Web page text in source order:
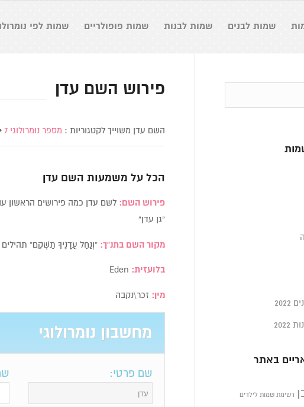
שמות לבנים שמות לבנות שמות פופולריים שמות לפי
פירוש השם עדן
השם עדן משוייך לקטגוריות : מספר נומרולוגי 7 •
הכל על משמעות השם עדן
פירוש השם: לשם עדן כמה פירושים הראשון
“גן עדן”
מקור השם בתנ”ך:“וְנַחַל עֲדָנֶיךָ תַשְׁקֵם” תהילים
בלועזית:
מין: זכר\נקבה
מחשבון נומרולוגי
שם פרטי:
באתר
רשימת שמות לילדים